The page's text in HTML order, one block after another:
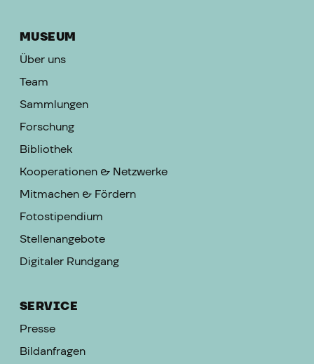
MUSEUM
Über uns
Team
Sammlungen
Forschung
Bibliothek
Kooperationen & Netzwerke
Mitmachen & Fördern
Fotostipendium
Stellenangebote
Digitaler Rundgang
SERVICE
Presse
Bildanfragen